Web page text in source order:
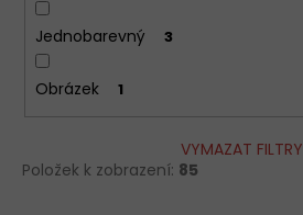
Jednobarevný 3
Obrázek 1
VYMAZAT FILTRY
Položek k zobrazení: 85